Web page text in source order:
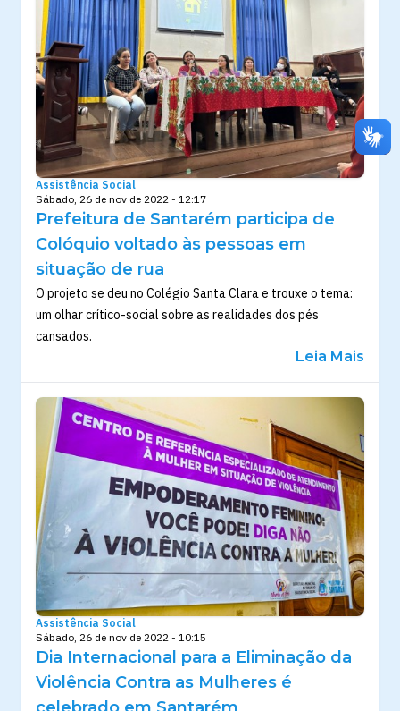
Assistência Social
Sábado, 26 de nov de 2022 - 12:17
Prefeitura de Santarém participa de
Colóquio voltado às pessoas em
situação de rua
O projeto se deu no Colégio Santa Clara e trouxe o tema:
um olhar crítico-social sobre as realidades dos pés
cansados.
Leia Mais
Assistência Social
Sábado, 26 de nov de 2022 - 10:15
Dia Internacional para a Eliminação da
Violência Contra as Mulheres é